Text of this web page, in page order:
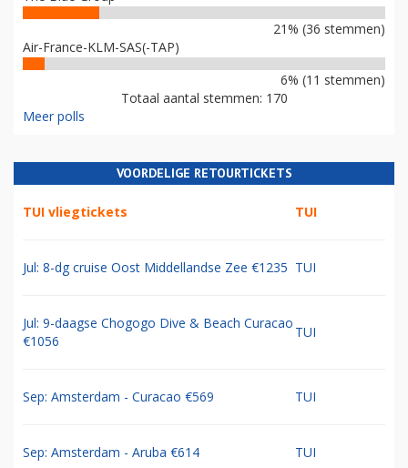
21% (36 stemmen)
Air-France-KLM-SAS(-TAP)
6% (11 stemmen)
Totaal aantal stemmen: 170
Meer polls
VOORDELIGE RETOURTICKETS
TUI vliegtickets TUI
Jul: 8-dg cruise Oost Middellandse Zee €1235 TUI
Jul: 9-daagse Chogogo Dive & Beach Curacao
€1056
TUI
Sep: Amsterdam - Curacao €569 TUI
Sep: Amsterdam - Aruba €614 TUI